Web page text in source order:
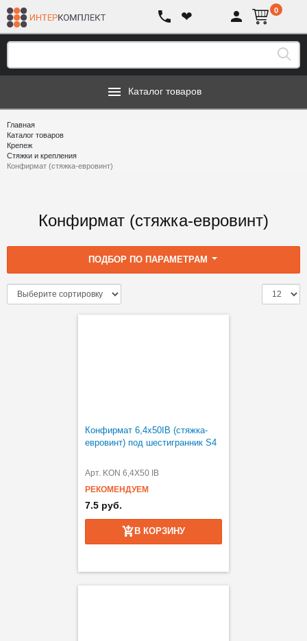
❤ 0
Каталог товаров
Главная
Каталог товаров
Крепеж
Стяжки и крепления
Конфирмат (стяжка-евровинт)
Конфирмат (стяжка-евровинт)
ПОДБОР ПО ПАРАМЕТРАМ
Конфирмат 6,4х50IB (стяжка-
евровинт) под шестигранник S4
Арт. KON 6,4X50 IB
РЕКОМЕНДУЕМ
7.5 руб.
В КОРЗИНУ